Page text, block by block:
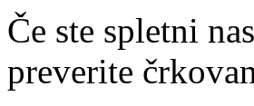
Če ste spletni
preverite